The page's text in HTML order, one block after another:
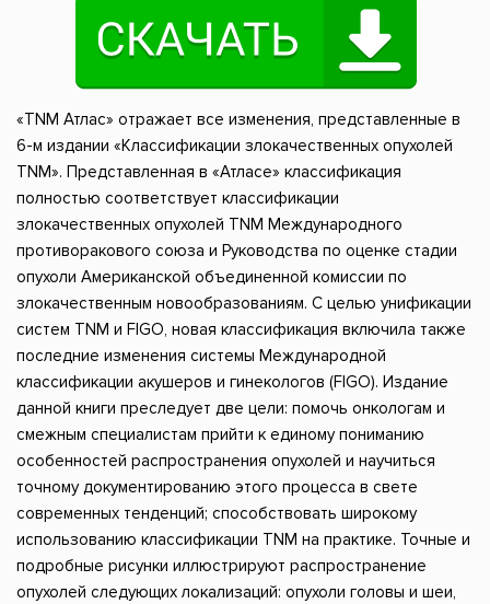
«TNM Атлас» отражает все изменения, представленные в
6-м издании «Классификации злокачественных опухолей
TNM». Представленная в «Атласе» классификация
полностью соответствует классификации
злокачественных опухолей TNM Международного
противоракового союза и Руководства по оценке стадии
опухоли Американской объединенной комиссии по
злокачественным новообразованиям. С целью унификации
систем TNM и FIGO, новая классификация включила также
последние изменения системы Международной
классификации акушеров и гинекологов (FIGO). Издание
данной книги преследует две цели: помочь онкологам и
смежным специалистам прийти к единому пониманию
особенностей распространения опухолей и научиться
точному документированию этого процесса в свете
современных тенденций; способствовать широкому
использованию классификации TNM на практике. Точные и
подробные рисунки иллюстрируют распространение
опухолей следующих локализаций: опухоли головы и шеи,